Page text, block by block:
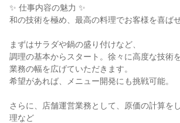
✨ 仕事内容の魅力 ✨
和の技術を極め、最高の料理でお客様を喜ば
まずはサラダや鍋の盛り付けなど、
調理の基本からスタート。徐々に高度な技術
業務の幅を広げていただきます。
希望があれば、メニュー開発にも挑戦可能。
さらに、店舗運営業務として、原価の計算を
理など